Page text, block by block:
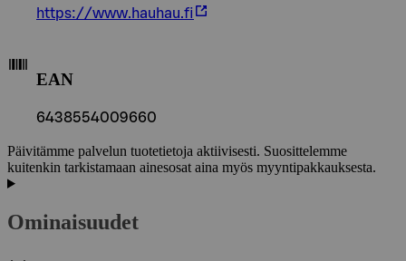
https://www.hauhau.fi
EAN
6438554009660
Päivitämme palvelun tuotetietoja aktiivisesti. Suosittelemme
kuitenkin tarkistamaan ainesosat aina myös myyntipakkauksesta.
Ominaisuudet